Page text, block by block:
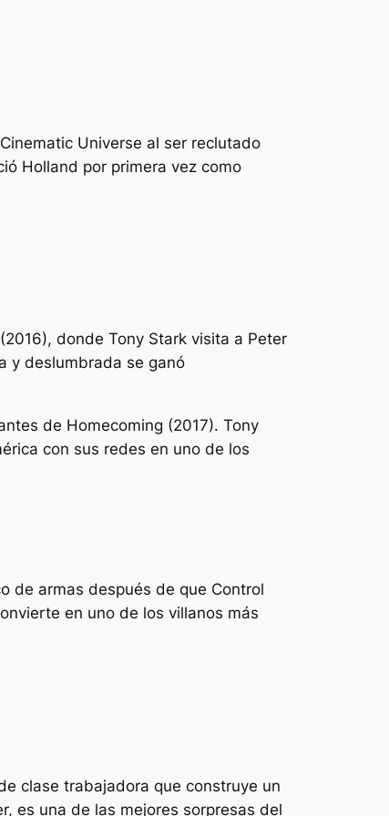
Universe al ser reclutado
Holland por primera vez como
donde Tony Stark visita a Peter
y deslumbrada se ganó
de Homecoming (2017). Tony
con sus redes en uno de los
de armas después de que Control
en uno de los villanos más
clase trabajadora que construye un
es una de las mejores sorpresas del